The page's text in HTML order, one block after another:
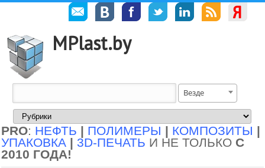
MPlast.by
Везде
PRO: НЕФТЬ | ПОЛИМЕРЫ | КОМПОЗИТЫ |
УПАКОВКА | 3D-ПЕЧАТЬ И НЕ ТОЛЬКО С
2010 ГОДА!